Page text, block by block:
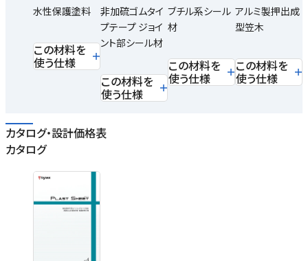
水性保護塗料
この材料を
使う仕様
非加硫ゴムタイ
プテープ ジョイ
ント部シール材
この材料を
使う仕様
ブチル系シール
材
この材料を
使う仕様
アルミ製押出成
型笠木
この材料を
使う仕様
カタログ・設計価格表
カタログ